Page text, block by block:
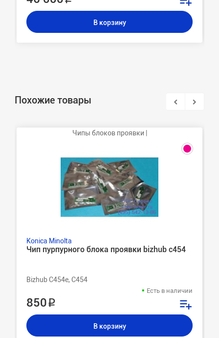
В корзину
Похожие товары
Чипы блоков проявки |
Konica Minolta
Чип пурпурного блока проявки bizhub c454
Bizhub C454e, C454
Есть в наличии
850 ₽
В корзину